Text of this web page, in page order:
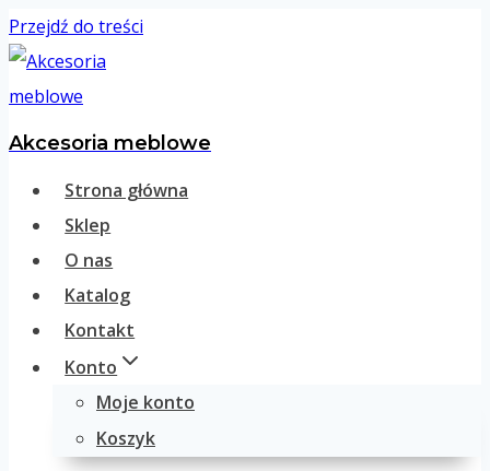
Przejdź do treści
Akcesoria meblowe
Strona główna
Sklep
O nas
Katalog
Kontakt
Konto
Moje konto
Koszyk